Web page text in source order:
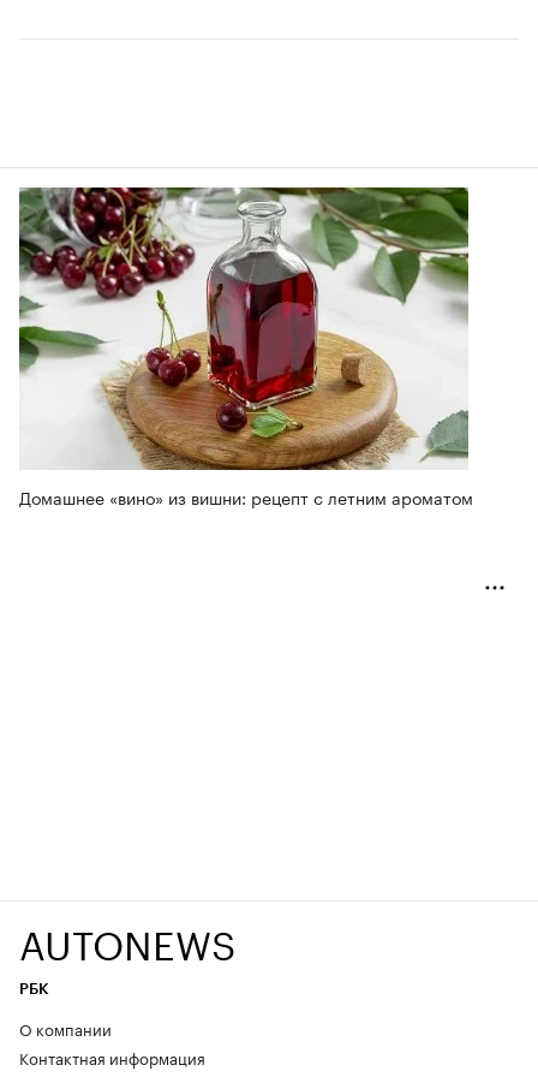
Домашнее «вино» из вишни: рецепт с летним ароматом
AUTONEWS
РБК
О компании
Контактная информация